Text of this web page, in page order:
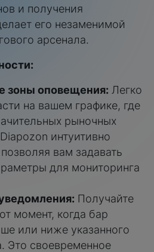
и получения
его незаменимой
арсенала.
зоны оповещения: Легко
на вашем графике, где
рыночных
интуитивно
вам задавать
для мониторинга
Получайте
момент, когда бар
или ниже указанного
Это своевременное